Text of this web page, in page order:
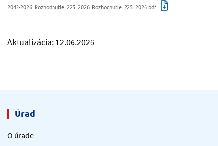
2042-2026_Rozhodnutie_225_2026_Rozhodnutie_225_2026.pdf
Aktualizácia: 12.06.2026
Úrad
O úrade